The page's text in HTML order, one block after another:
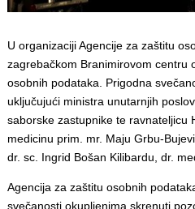
U organizaciji Agencije za zaštitu
zagrebačkom Branimirovom centru
osobnih podataka. Prigodna
uključujući ministra unutarnjih
saborske zastupnike te ravnateljicu
medicinu prim. mr. Maju Grbu-
dr. sc. Ingrid Bošan Kilibardu, dr.
Agencija za zaštitu osobnih
svečanosti okupljenima skrenuti